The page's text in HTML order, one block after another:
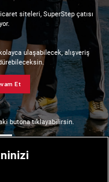
siteleri, SuperStep çatısı
ulaşabilecek, alışveriş
Et
butona tıklayabilirsin.